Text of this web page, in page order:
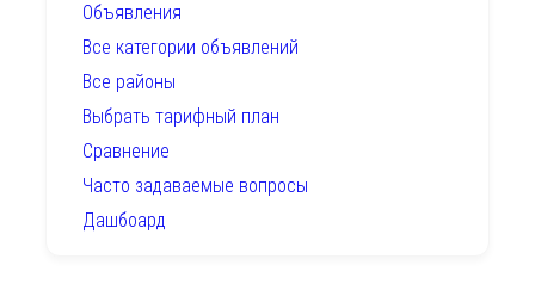
Объявления
Все категории объявлений
Все районы
Выбрать тарифный план
Сравнение
Часто задаваемые вопросы
Дашбоард